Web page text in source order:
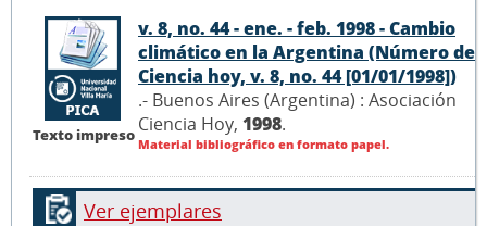
Texto impreso
v. 8, no. 44 - ene. - feb. 1998 - Cambio
climático en la Argentina (Número de
Ciencia hoy, v. 8, no. 44 [01/01/1998])
.- Buenos Aires (Argentina) : Asociación
Ciencia Hoy, 1998.
Material bibliográfico en formato papel.
Ver ejemplares